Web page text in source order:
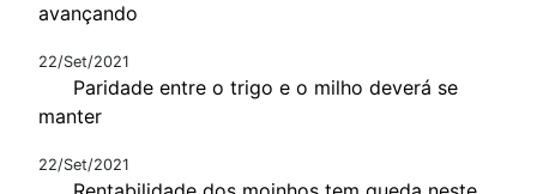
avançando
22/Set/2021
Paridade entre o trigo e o milho deverá se
manter
22/Set/2021